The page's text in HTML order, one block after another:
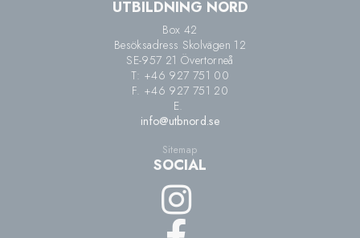
UTBILDNING NORD
Box 42
Besöksadress Skolvägen 12
SE-957 21 Övertorneå
T: +46 927 751 00
F. +46 927 751 20
E.
info@utbnord.se
Sitemap
SOCIAL